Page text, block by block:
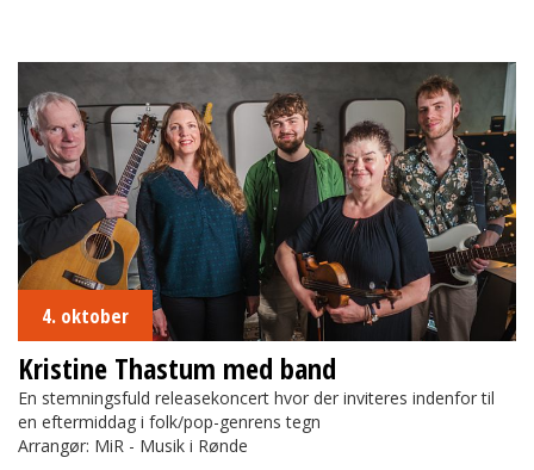
4. oktober
Kristine Thastum med band
En stemningsfuld releasekoncert hvor der inviteres indenfor til
en eftermiddag i folk/pop-genrens tegn
Arrangør: MiR - Musik i Rønde